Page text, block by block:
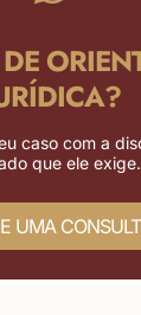
caso com a
que ele exige.
UMA